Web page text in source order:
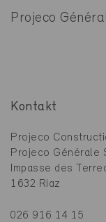
Projeco
Kontakt
Projeco
Projeco Générale
Impasse des
1632 Riaz
026 916 14 15